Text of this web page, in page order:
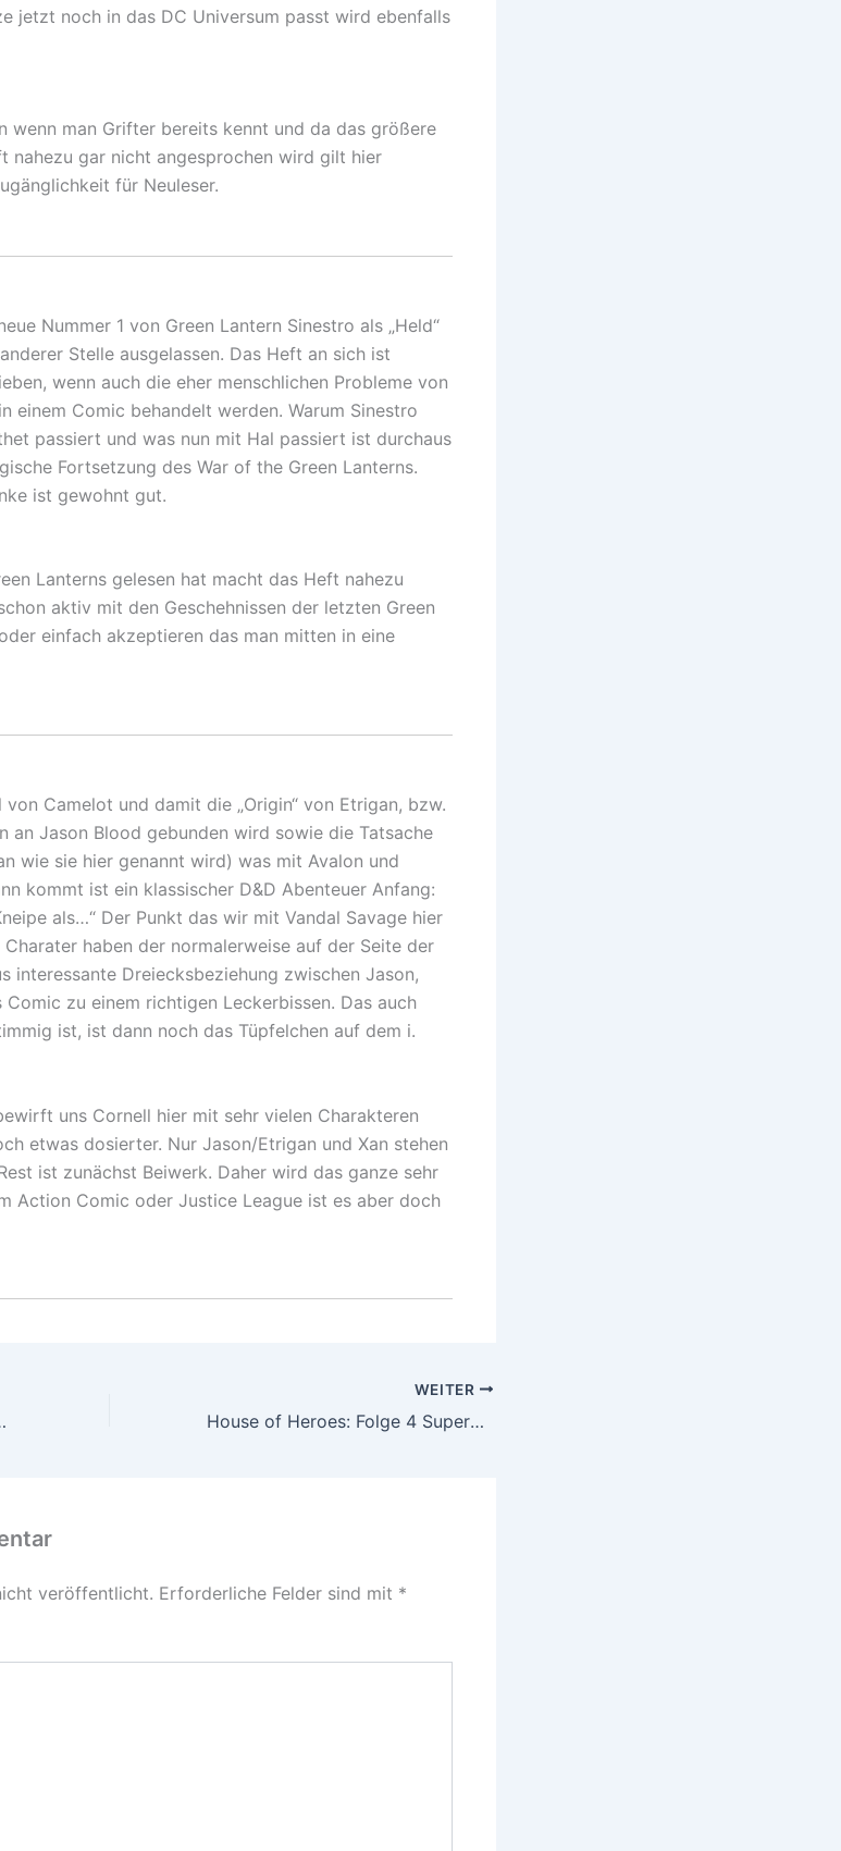
jetzt noch in das DC Universum passt wird ebenfalls
wenn man Grifter bereits kennt und da das größere
nahezu gar nicht angesprochen wird gilt hier
für Neuleser.
Nummer 1 von Green Lantern Sinestro als „Held“
Stelle ausgelassen. Das Heft an sich ist
wenn auch die eher menschlichen Probleme von
einem Comic behandelt werden. Warum Sinestro
passiert und was nun mit Hal passiert ist durchaus
Fortsetzung des War of the Green Lanterns.
ist gewohnt gut.
Lanterns gelesen hat macht das Heft nahezu
aktiv mit den Geschehnissen der letzten Green
einfach akzeptieren das man mitten in eine
von Camelot und damit die „Origin“ von Etrigan, bzw.
an Jason Blood gebunden wird sowie die Tatsache
wie sie hier genannt wird) was mit Avalon und
kommt ist ein klassischer D&D Abenteuer Anfang:
als…“ Der Punkt das wir mit Vandal Savage hier
haben der normalerweise auf der Seite der
interessante Dreiecksbeziehung zwischen Jason,
zu einem richtigen Leckerbissen. Das auch
ist, ist dann noch das Tüpfelchen auf dem i.
uns Cornell hier mit sehr vielen Charakteren
etwas dosierter. Nur Jason/Etrigan und Xan stehen
ist zunächst Beiwerk. Daher wird das ganze sehr
Action Comic oder Justice League ist es aber doch
der Rest
WEITER
House of Heroes: Folge 4 Supergods
veröffentlicht. Erforderliche Felder sind mit *